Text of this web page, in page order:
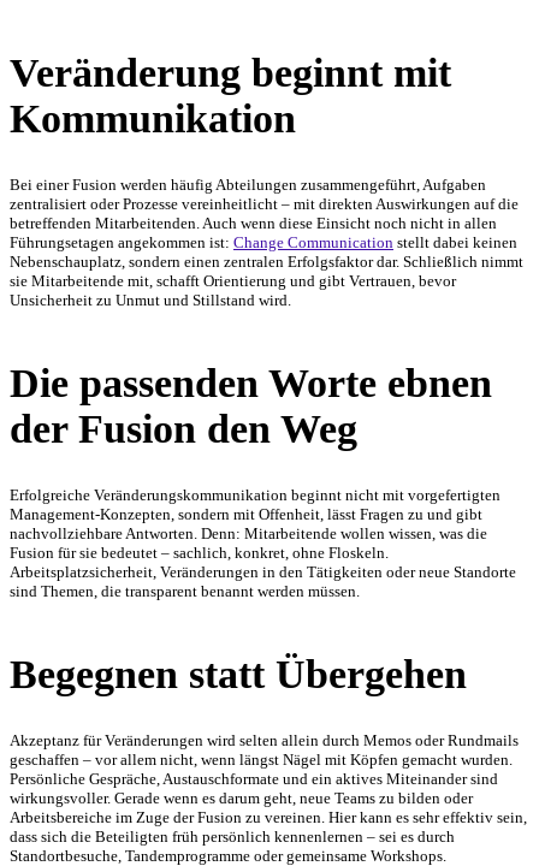
Veränderung beginnt mit
Kommunikation
Bei einer Fusion werden häufig Abteilungen zusammengeführt, Aufgaben
zentralisiert oder Prozesse vereinheitlicht – mit direkten Auswirkungen auf die
betreffenden Mitarbeitenden. Auch wenn diese Einsicht noch nicht in allen
Führungsetagen angekommen ist: Change Communication stellt dabei keinen
Nebenschauplatz, sondern einen zentralen Erfolgsfaktor dar. Schließlich nimmt
sie Mitarbeitende mit, schafft Orientierung und gibt Vertrauen, bevor
Unsicherheit zu Unmut und Stillstand wird.
Die passenden Worte ebnen
der Fusion den Weg
Erfolgreiche Veränderungskommunikation beginnt nicht mit vorgefertigten
Management-Konzepten, sondern mit Offenheit, lässt Fragen zu und gibt
nachvollziehbare Antworten. Denn: Mitarbeitende wollen wissen, was die
Fusion für sie bedeutet – sachlich, konkret, ohne Floskeln.
Arbeitsplatzsicherheit, Veränderungen in den Tätigkeiten oder neue Standorte
sind Themen, die transparent benannt werden müssen.
Begegnen statt Übergehen
Akzeptanz für Veränderungen wird selten allein durch Memos oder Rundmails
geschaffen – vor allem nicht, wenn längst Nägel mit Köpfen gemacht wurden.
Persönliche Gespräche, Austauschformate und ein aktives Miteinander sind
wirkungsvoller. Gerade wenn es darum geht, neue Teams zu bilden oder
Arbeitsbereiche im Zuge der Fusion zu vereinen. Hier kann es sehr effektiv sein,
dass sich die Beteiligten früh persönlich kennenlernen – sei es durch
Standortbesuche, Tandemprogramme oder gemeinsame Workshops.